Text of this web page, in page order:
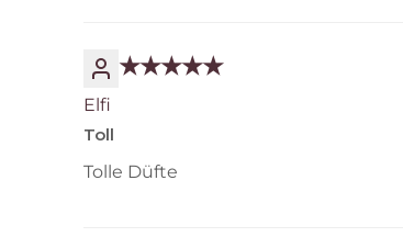
Elfi
Toll
Tolle Düfte